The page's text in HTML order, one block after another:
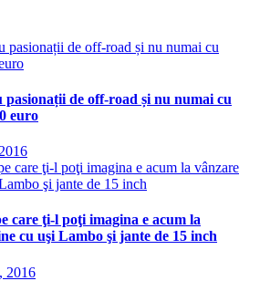
de off-road și nu numai cu
euro
care ţi-l poţi imagina e acum la
cu uşi Lambo şi jante de 15 inch
2016